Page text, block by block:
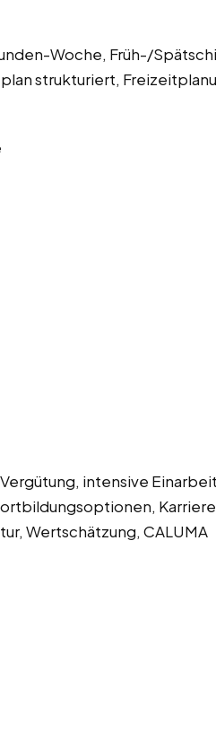
Woche, Früh-/
strukturiert,
intensive
Wertschätzung, CALUMA